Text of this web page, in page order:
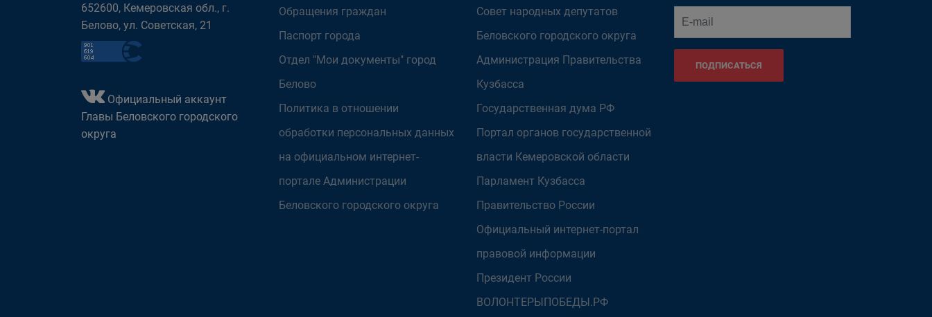
652600, Кемеровская обл., г.
Белово, ул. Советская, 21
Официальный аккаунт
Главы Беловского городского
округа
Обращения граждан
Паспорт города
Отдел "Мои документы" город
Белово
Политика в отношении
обработки персональных данных
на официальном интернет-
портале Администрации
Беловского городского округа
Совет народных депутатов
Беловского городского округа
Администрация Правительства
Кузбасса
Государственная дума РФ
Портал органов государственной
власти Кемеровской области
Парламент Кузбасса
Правительство России
Официальный интернет-портал
правовой информации
Президент России
ВОЛОНТЕРЫПОБЕДЫ.РФ
ПОДПИСАТЬСЯ